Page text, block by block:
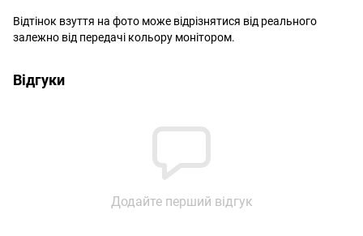
Відтінок взуття на фото може відрізнятися від реального
залежно від передачі кольору монітором.
Відгуки
Додайте перший відгук